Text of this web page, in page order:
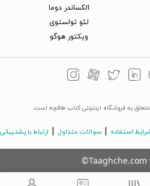
الکساندر دوما
لئو تولستوی
ویکتور هوگو
به فروشگاه اینترنتی کتاب طاقچه است.
استفاده سوالات متداول ارتباط با پشتیبانی
©Taaghche.com